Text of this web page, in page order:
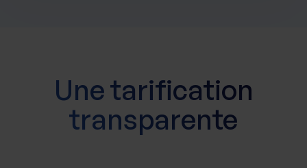
Une tarification
transparente